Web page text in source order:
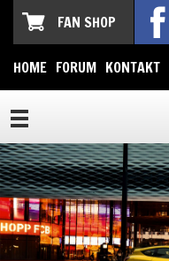
FAN SHOP
HOME FORUM KONTAKT